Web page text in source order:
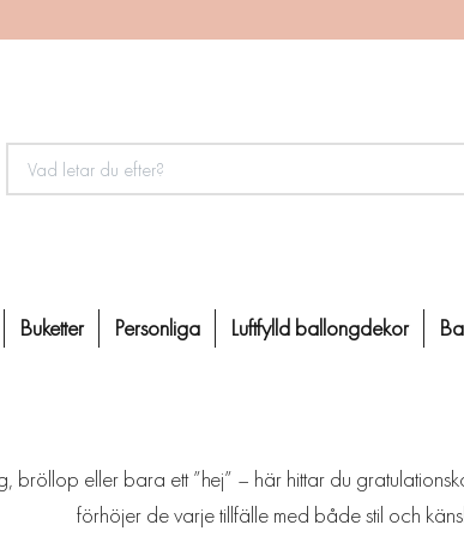
Buketter Personliga Luftfylld ballongdekor
bröllop eller bara ett ”hej” – här hittar du
förhöjer de varje tillfälle med både stil och